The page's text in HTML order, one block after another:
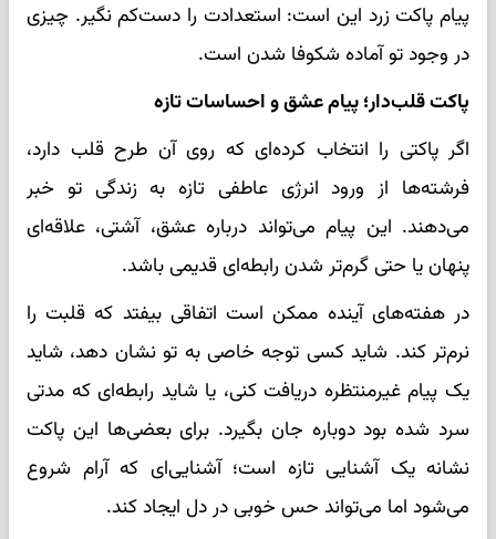
پیام پاکت زرد این است: استعدادت را دست‌کم نگیر. چیزی
در وجود تو آماده شکوفا شدن است.
پاکت قلب‌دار؛ پیام عشق و احساسات تازه
اگر پاکتی را انتخاب کرده‌ای که روی آن طرح قلب دارد،
فرشته‌ها از ورود انرژی عاطفی تازه به زندگی تو خبر
می‌دهند. این پیام می‌تواند درباره عشق، آشتی، علاقه‌ای
پنهان یا حتی گرم‌تر شدن رابطه‌ای قدیمی باشد.
در هفته‌های آینده ممکن است اتفاقی بیفتد که قلبت را
نرم‌تر کند. شاید کسی توجه خاصی به تو نشان دهد، شاید
یک پیام غیرمنتظره دریافت کنی، یا شاید رابطه‌ای که مدتی
سرد شده بود دوباره جان بگیرد. برای بعضی‌ها این پاکت
نشانه یک آشنایی تازه است؛ آشنایی‌ای که آرام شروع
می‌شود اما می‌تواند حس خوبی در دل ایجاد کند.